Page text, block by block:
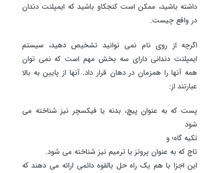
داشته باشید، ممکن است کنجکاو باشید که ایمپلنت دندان
در واقع چیست.
اگرچه از روی نام نمی توانید تشخیص دهید، سیستم
ایمپلنت دندانی دارای سه بخش مهم است که نمی توان
همه آنها را همزمان در دهان قرار داد. آنها از پایین به بالا
عبارتند از:
پست که به عنوان پیچ، بدنه یا فیکسچر نیز شناخته می
شود
تکیه گاه؛ و
تاج که به عنوان پروتز یا ترمیم نیز شناخته می شود.
این اجزا با هم یک راه حل بالقوه دائمی ارائه می دهند که